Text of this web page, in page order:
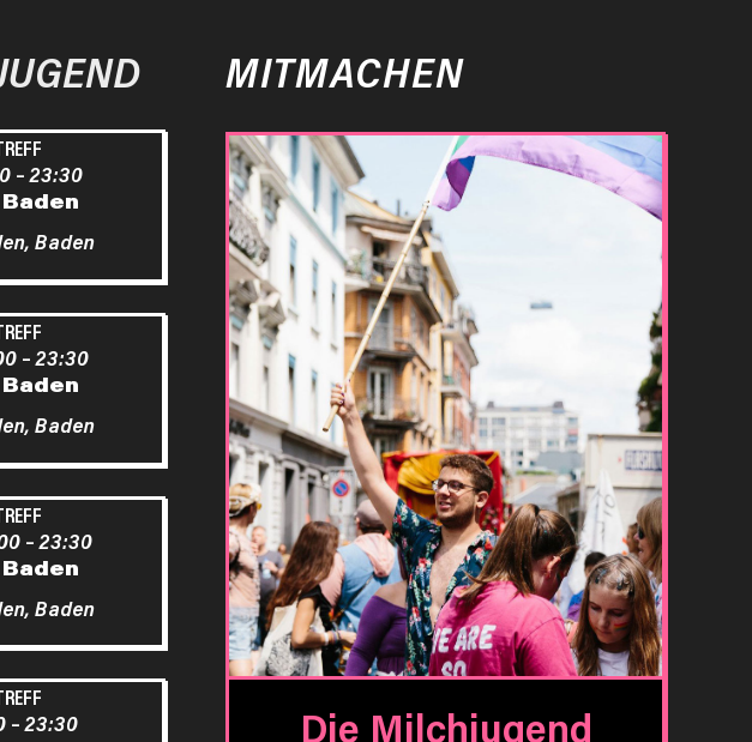
–23:30
Baden
–23:30
Baden
–23:30
Baden
–23:30
MITMACHEN
Die Milchjugend